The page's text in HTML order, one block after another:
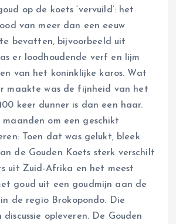
op de koets ‘vervuild’: het
van meer dan een eeuw
bevatten, bijvoorbeeld uit
er loodhoudende verf en lijm
van het koninklijke karos. Wat
maakte was de fijnheid van het
keer dunner is dan een haar.
om een geschikt
Toen dat was gelukt, bleek
de Gouden Koets sterk verschilt
uit Zuid-Afrika en het meest
goud uit een goudmijn aan de
de regio Brokopondo. Die
opleveren. De Gouden